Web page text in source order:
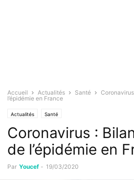
Accueil Actualités Santé
l’épidémie en France
Actualités Santé
Coronavirus :
de l’épidémie en
Par Youcef - 19/03/2020